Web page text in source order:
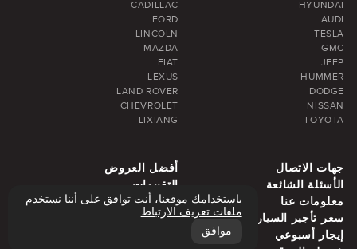
HYUNDAI
CADILLAC
AUDI
FORD
TESLA
LINCOLN
GMC
MAZDA
JEEP
FIAT
HUMMER
LEXUS
DODGE
LAND ROVER
NISSAN
CHEVROLET
TOYOTA
LIXIANG
جهات الاتصال
أفضل العروض
الأسئلة الشائعة
التقييمات
معلومات عنا
مدونة
سعر تأجير السيارة
منطقة دبي
إيجار أسبوعي
باستخدامك موقعنا، أنت توافق على أننا نستخدم
ملفات تعريف الارتباط
موافق